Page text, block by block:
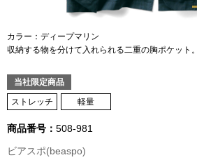
アクセサリー
ン雑貨
カラー：ディープマリン
収納する物を分けて入れられる二重の胸ポケット。
当社限定商品
ストレッチ
軽量
商品番号： 508-981
ビアスポ(beaspo)